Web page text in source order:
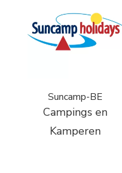
Suncamp-BE
Campings en
Kamperen